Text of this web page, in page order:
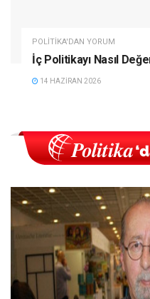
POLITIKA'DAN YORUM
İç Politikayı Nasıl
14 HAZIRAN 2026